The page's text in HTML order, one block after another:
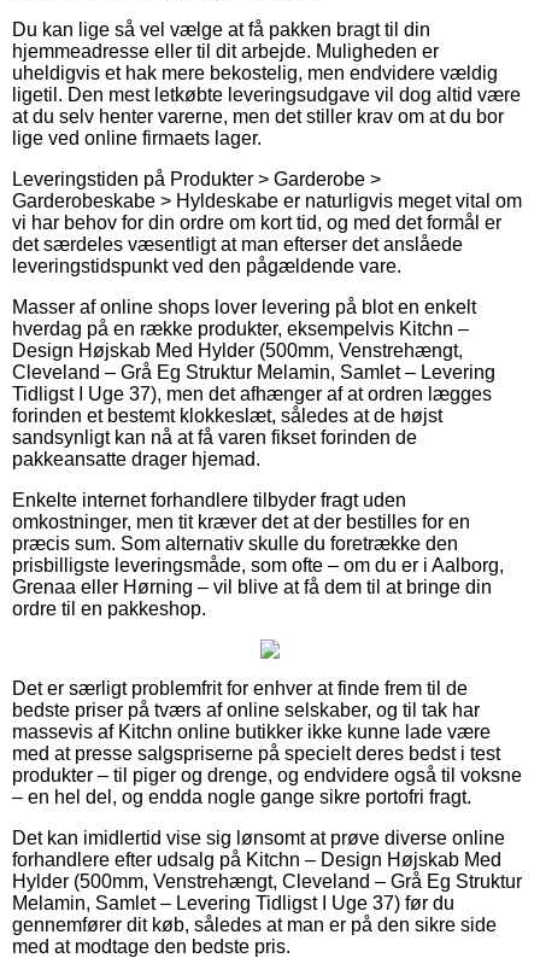
Du kan lige så vel vælge at få pakken bragt til din
hjemmeadresse eller til dit arbejde. Muligheden er
uheldigvis et hak mere bekostelig, men endvidere vældig
ligetil. Den mest letkøbte leveringsudgave vil dog altid være
at du selv henter varerne, men det stiller krav om at du bor
lige ved online firmaets lager.
Leveringstiden på Produkter > Garderobe >
Garderobeskabe > Hyldeskabe er naturligvis meget vital om
vi har behov for din ordre om kort tid, og med det formål er
det særdeles væsentligt at man efterser det anslåede
leveringstidspunkt ved den pågældende vare.
Masser af online shops lover levering på blot en enkelt
hverdag på en række produkter, eksempelvis Kitchn –
Design Højskab Med Hylder (500mm, Venstrehængt,
Cleveland – Grå Eg Struktur Melamin, Samlet – Levering
Tidligst I Uge 37), men det afhænger af at ordren lægges
forinden et bestemt klokkeslæt, således at de højst
sandsynligt kan nå at få varen fikset forinden de
pakkeansatte drager hjemad.
Enkelte internet forhandlere tilbyder fragt uden
omkostninger, men tit kræver det at der bestilles for en
præcis sum. Som alternativ skulle du foretrække den
prisbilligste leveringsmåde, som ofte – om du er i Aalborg,
Grenaa eller Hørning – vil blive at få dem til at bringe din
ordre til en pakkeshop.
Det er særligt problemfrit for enhver at finde frem til de
bedste priser på tværs af online selskaber, og til tak har
massevis af Kitchn online butikker ikke kunne lade være
med at presse salgspriserne på specielt deres bedst i test
produkter – til piger og drenge, og endvidere også til voksne
– en hel del, og endda nogle gange sikre portofri fragt.
Det kan imidlertid vise sig lønsomt at prøve diverse online
forhandlere efter udsalg på Kitchn – Design Højskab Med
Hylder (500mm, Venstrehængt, Cleveland – Grå Eg Struktur
Melamin, Samlet – Levering Tidligst I Uge 37) før du
gennemfører dit køb, således at man er på den sikre side
med at modtage den bedste pris.